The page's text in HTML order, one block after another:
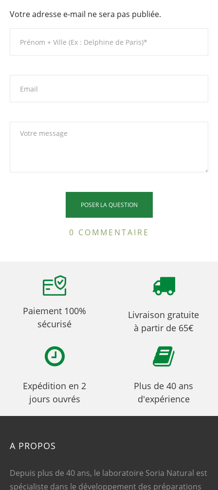
Votre adresse e-mail ne sera pas publiée.
0 COMMENTAIRE
Paiement 100%
sécurisé
Livraison gratuite
à partir de 65€
Expédition en 2
jours ouvrés
Plus de 40 ans
d'expérience
A PROPOS
Depuis plus de 40 ans, le laboratoire Soria Natural est
spécialiste dans le développement des préparations